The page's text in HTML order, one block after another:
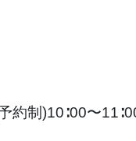
約制)10∶00〜